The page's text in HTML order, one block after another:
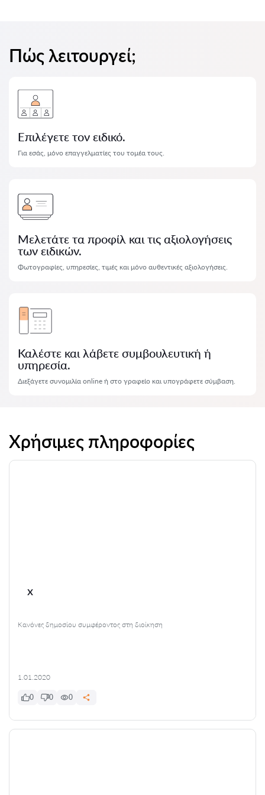
Πώς λειτουργεί;
Επιλέγετε τον ειδικό.
Για εσάς, μόνο επαγγελματίες του τομέα τους.
Μελετάτε τα προφίλ και τις αξιολογήσεις
των ειδικών.
Φωτογραφίες, υπηρεσίες, τιμές και μόνο αυθεντικές αξιολογήσεις.
Καλέστε και λάβετε συμβουλευτική ή
υπηρεσία.
Διεξάγετε συνομιλία online ή στο γραφείο και υπογράφετε σύμβαση.
Χρήσιμες πληροφορίες
x
Κανόνες δημοσίου συμφέροντος στη διοίκηση
1.01.2020
0 0 0